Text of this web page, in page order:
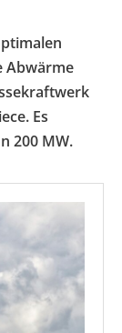
Abwärme
Es
200 MW.